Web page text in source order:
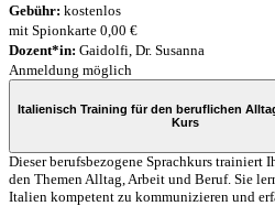
Gebühr: kostenlos
mit Spionkarte 0,00 €
Dozent*in: Gaidolfi, Dr. Susanna
Anmeldung möglich
Italienisch Training für den beruflichen
Kurs
Dieser berufsbezogene Sprachkurs trainiert
den Themen Alltag, Arbeit und Beruf. Sie
Italien kompetent zu kommunizieren und